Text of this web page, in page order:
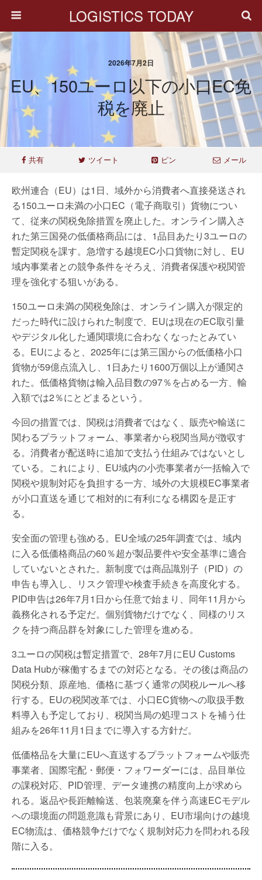
LOGISTICS TODAY
2026年7月2日
EU、150ユーロ以下の小口EC免
税を廃止
共有 ツイート ピン メール
欧州連合（EU）は1日、域外から消費者へ直接発送され
る150ユーロ未満の小口EC（電子商取引）貨物につい
て、従来の関税免除措置を廃止した。オンライン購入さ
れた第三国発の低価格商品には、1品目あたり3ユーロの
暫定関税を課す。急増する越境EC小口貨物に対し、EU
域内事業者との競争条件をそろえ、消費者保護や税関管
理を強化する狙いがある。
150ユーロ未満の関税免除は、オンライン購入が限定的
だった時代に設けられた制度で、EUは現在のEC取引量
やデジタル化した通関環境に合わなくなったとみてい
る。EUによると、2025年には第三国からの低価格小口
貨物が59億点流入し、1日あたり1600万個以上が通関さ
れた。低価格貨物は輸入品目数の97％を占める一方、輸
入額では2％にとどまるという。
今回の措置では、関税は消費者ではなく、販売や輸送に
関わるプラットフォーム、事業者から税関当局が徴収す
る。消費者が配送時に追加で支払う仕組みではないとし
ている。これにより、EU域内の小売事業者が一括輸入で
関税や規制対応を負担する一方、域外の大規模EC事業者
が小口直送を通じて相対的に有利になる構図を是正す
る。
安全面の管理も強める。EU全域の25年調査では、域内
に入る低価格商品の60％超が製品要件や安全基準に適合
していないとされた。新制度では商品識別子（PID）の
申告も導入し、リスク管理や検査手続きを高度化する。
PID申告は26年7月1日から任意で始まり、同年11月から
義務化される予定だ。個別貨物だけでなく、同様のリス
クを持つ商品群を対象にした管理を進める。
3ユーロの関税は暫定措置で、28年7月にEU Customs
Data Hubが稼働するまでの対応となる。その後は商品の
関税分類、原産地、価格に基づく通常の関税ルールへ移
行する。EUの税関改革では、小口EC貨物への取扱手数
料導入も予定しており、税関当局の処理コストを補う仕
組みを26年11月1日までに導入する方針だ。
低価格品を大量にEUへ直送するプラットフォームや販売
事業者、国際宅配・郵便・フォワーダーには、品目単位
の課税対応、PID管理、データ連携の精度向上が求めら
れる。返品や長距離輸送、包装廃棄を伴う高速ECモデル
への環境面の問題意識も背景にあり、EU市場向けの越境
EC物流は、価格競争だけでなく規制対応力を問われる段
階に入る。